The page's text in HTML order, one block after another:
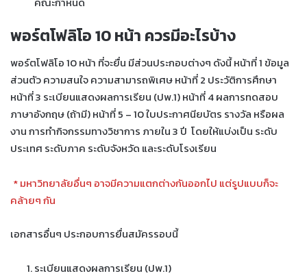
พอร์ตโฟลิโอ 10 หน้า ควรมีอะไรบ้าง
พอร์ตโฟลิโอ 10 หน้า ที่จะยื่น มีส่วนประกอบต่างๆ ดังนี้ หน้าที่ 1 ข้อมูล
ส่วนตัว ความสนใจ ความสามารถพิเศษ หน้าที่ 2 ประวัติการศึกษา
หน้าที่ 3 ระเบียนแสดงผลการเรียน (ปพ.1) หน้าที่ 4 ผลการทดสอบ
ภาษาอังกฤษ (ถ้ามี) หน้าที่ 5 – 10 ใบประกาศนียบัตร รางวัล หรือผล
งาน การทำกิจกรรมทางวิชาการ ภายใน 3 ปี โดยให้แบ่งเป็น ระดับ
ประเทศ ระดับภาค ระดับจังหวัด และระดับโรงเรียน
* มหาวิทยาลัยอื่นๆ อาจมีความแตกต่างกันออกไป แต่รูปแบบก็จะ
คล้ายๆ กัน
เอกสารอื่นๆ ประกอบการยื่นสมัครรอบนี้
ระเบียนแสดงผลการเรียน (ปพ.1)